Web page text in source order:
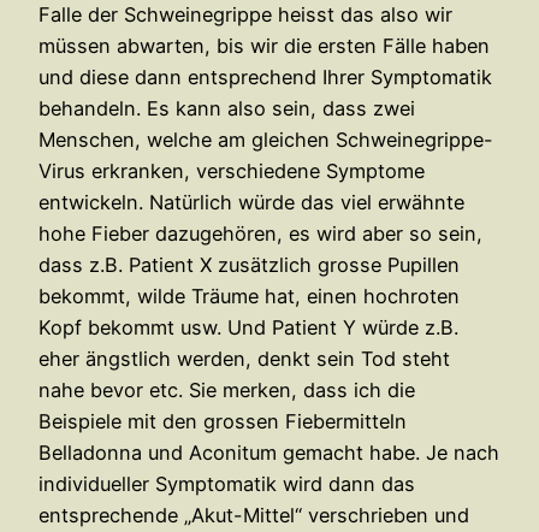
Falle der Schweinegrippe heisst das also wir
müssen abwarten, bis wir die ersten Fälle haben
und diese dann entsprechend Ihrer Symptomatik
behandeln. Es kann also sein, dass zwei
Menschen, welche am gleichen Schweinegrippe-
Virus erkranken, verschiedene Symptome
entwickeln. Natürlich würde das viel erwähnte
hohe Fieber dazugehören, es wird aber so sein,
dass z.B. Patient X zusätzlich grosse Pupillen
bekommt, wilde Träume hat, einen hochroten
Kopf bekommt usw. Und Patient Y würde z.B.
eher ängstlich werden, denkt sein Tod steht
nahe bevor etc. Sie merken, dass ich die
Beispiele mit den grossen Fiebermitteln
Belladonna und Aconitum gemacht habe. Je nach
individueller Symptomatik wird dann das
entsprechende „Akut-Mittel“ verschrieben und